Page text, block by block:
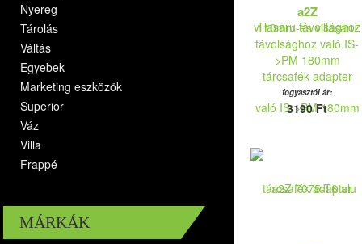
Nyereg
Tárolás
Váltás
Egyebek
Marketing eszközök
Superior
Váz
Villa
Frappé
MÁRKÁK
a2Z
110mm-es villasaru
távolsághoz való IS-
>PM 180mm
tárcsafék adapter
fogyasztói ár:
3190 Ft